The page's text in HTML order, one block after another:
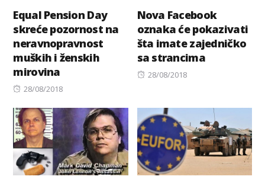
Equal Pension Day
skreće pozornost na
neravnopravnost
muških i ženskih
mirovina
Posted
28/08/2018
Nova Facebook
oznaka će pokazivati
šta imate zajedničko
sa strancima
Posted
28/08/2018